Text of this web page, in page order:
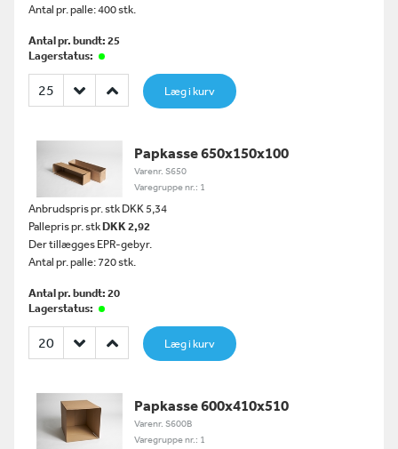
Antal pr. palle: 400 stk.
Antal pr. bundt: 25
Lagerstatus:
Læg i kurv
Papkasse 650x150x100
Varenr. S650
Varegruppe nr.: 1
Anbrudspris pr. stk DKK 5,34
Pallepris pr. stkDKK 2,92
Der tillægges EPR-gebyr.
Antal pr. palle: 720 stk.
Antal pr. bundt: 20
Lagerstatus:
Læg i kurv
Papkasse 600x410x510
Varenr. S600B
Varegruppe nr.: 1